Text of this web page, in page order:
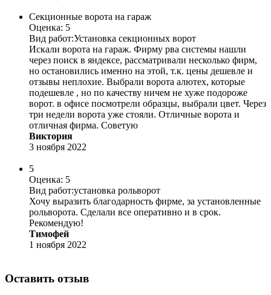
Секционные ворота на гараж
Оценка: 5
Вид работ:Установка секционных ворот
Искали ворота на гараж. Фирму рва системы нашли
через поиск в яндексе, рассматривали несколько фирм,
но остановились именно на этой, т.к. цены дешевле и
отзывы неплохие. Выбрали ворота алютех, которые
подешевле , но по качеству ничем не хуже подороже
ворот. в офисе посмотрели образцы, выбрали цвет. Через
три недели ворота уже стояли. Отличные ворота и
отличная фирма. Советую
Виктория
3 ноября 2022
5
Оценка: 5
Вид работ:установка рольворот
Хочу выразить благодарность фирме, за установленные
рольворота. Сделали все оперативно и в срок.
Рекомендую!
Тимофей
1 ноября 2022
Оставить отзыв